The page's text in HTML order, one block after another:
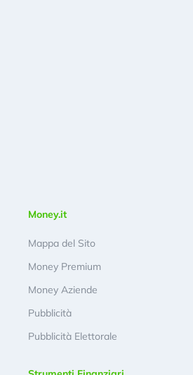
Money.it
Mappa del Sito
Money Premium
Money Aziende
Pubblicità
Pubblicità Elettorale